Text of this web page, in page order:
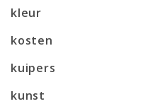
kleur
kosten
kuipers
kunst